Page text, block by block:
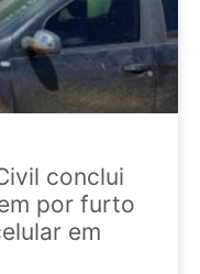
conclui
por furto
em